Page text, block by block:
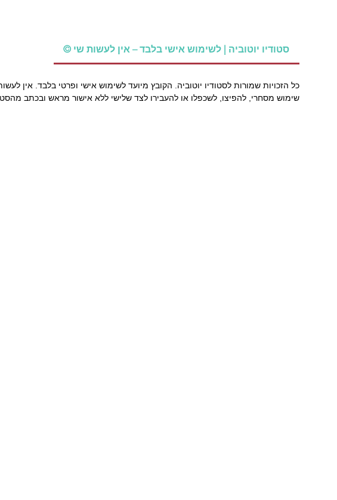
© סטודיו יוטוביה | לשימוש אישי בלבד – אין לעשות שי
כל הזכויות שמורות לסטודיו יוטוביה. הקובץ מיועד לשימוש אישי ופרטי בלבד. אין
שימוש מסחרי, להפיצו, לשכפלו או להעבירו לצד שלישי ללא אישור מראש ובכתב